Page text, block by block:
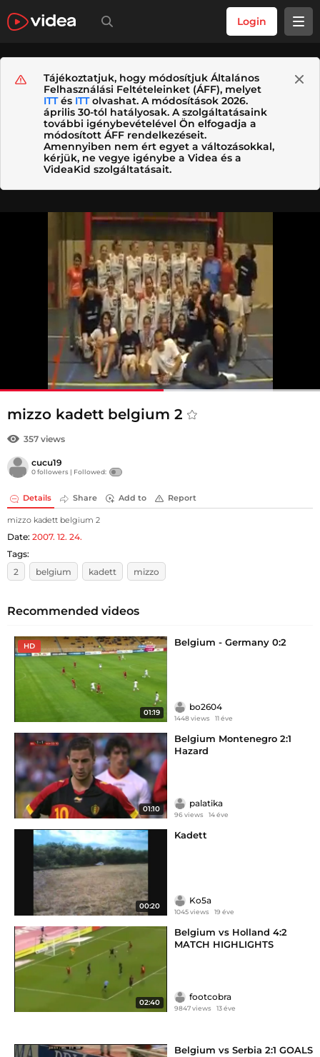
Login
Tájékoztatjuk, hogy módosítjuk Általános
Felhasználási Feltételeinket (ÁFF), melyet
ITTés ITTolvashat. A módosítások 2026.
április 30-tól hatályosak. A szolgáltatásaink
további igénybevételével Ön elfogadja a
módosított ÁFF rendelkezéseit.
Amennyiben nem ért egyet a változásokkal,
kérjük, ne vegye igénybe a Videa és a
VideaKid szolgáltatásait.
mizzo kadett belgium 2
357 views
cucu19
0 followers | Followed:
Details Share Add to Report
mizzo kadett belgium 2
Date: 2007. 12. 24.
Tags:
2
belgium kadett mizzo
Recommended videos
HD
01:19
Belgium - Germany 0:2
bo2604
1448 views 11 éve
01:10
Belgium Montenegro 2:1
Hazard
palatika
96 views 14 éve
00:20
Kadett
Ko5a
1045 views 19 éve
02:40
Belgium vs Holland 4:2
MATCH HIGHLIGHTS
footcobra
9847 views 13 éve
Belgium vs Serbia 2:1 GOALS